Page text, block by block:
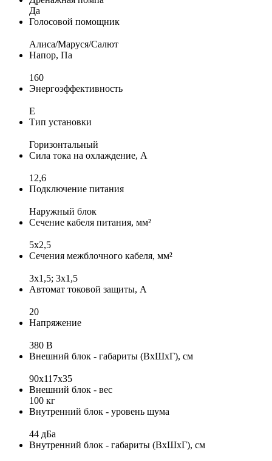
Да
Голосовой помощник
Алиса/Маруся/Салют
Напор, Па
160
Энергоэффективность
E
Тип установки
Горизонтальный
Сила тока на охлаждение, А
12,6
Подключение питания
Наружный блок
Сечение кабеля питания, мм²
5x2,5
Сечения межблочного кабеля, мм²
3x1,5; 3x1,5
Автомат токовой защиты, А
20
Напряжение
380 В
Внешний блок - габариты (ВхШхГ), см
90x117x35
Внешний блок - вес
100 кг
Внутренний блок - уровень шума
44 дБа
Внутренний блок - габариты (ВхШхГ), см